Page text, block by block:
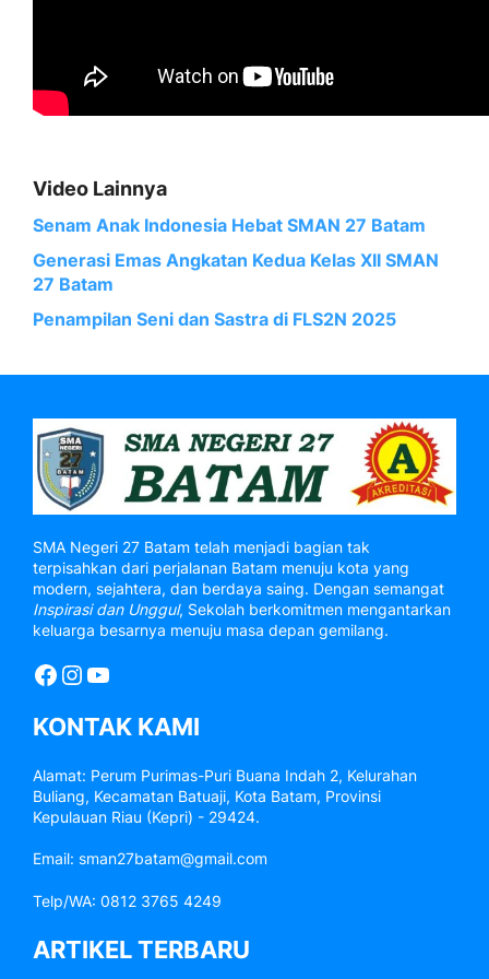
Video Lainnya
Senam Anak Indonesia Hebat SMAN 27 Batam
Generasi Emas Angkatan Kedua Kelas XII SMAN
27 Batam
Penampilan Seni dan Sastra di FLS2N 2025
SMA Negeri 27 Batam telah menjadi bagian tak
terpisahkan dari perjalanan Batam menuju kota yang
modern, sejahtera, dan berdaya saing. Dengan semangat
Inspirasi dan Unggul, Sekolah berkomitmen mengantarkan
keluarga besarnya menuju masa depan gemilang.
Facebook
Instagram
YouTube
KONTAK KAMI
Alamat: Perum Purimas-Puri Buana Indah 2, Kelurahan
Buliang, Kecamatan Batuaji, Kota Batam, Provinsi
Kepulauan Riau (Kepri) - 29424.
Email: sman27batam@gmail.com
Telp/WA: 0812 3765 4249
ARTIKEL TERBARU